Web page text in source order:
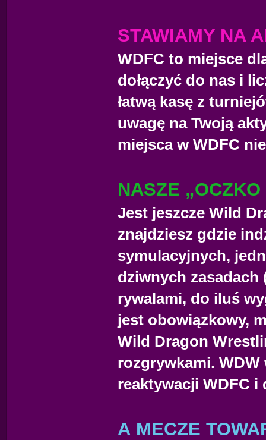
STAWIAMY NA
WDFC to miejsce
dołączyć do nas i
łatwą kasę z
uwagę na Twoją
miejsca w WDFC
NASZE
Jest jeszcze Wild
znajdziesz gdzie
symulacyjnych,
dziwnych zasadach
rywalami, do iluś
jest obowiązkowy,
Wild Dragon
rozgrywkami.
reaktywacji WDFC
A MECZE